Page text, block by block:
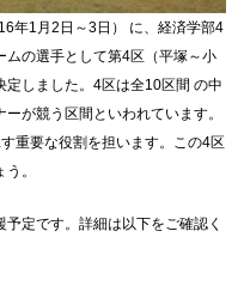
年1月2日～3日） に、経済学部4
の選手として第4区（平塚～小
定しました。4区は全10区間 の中
が競う区間といわれています。
重要な役割を担います。この4区
。
定です。詳細は以下をご確認く